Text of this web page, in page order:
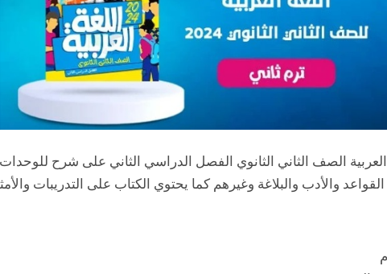
الصف الثاني الثانوي الفصل الدراسي الثاني على شرح
والأدب والبلاغة وغيرهم كما يحتوي الكتاب على التدريبات